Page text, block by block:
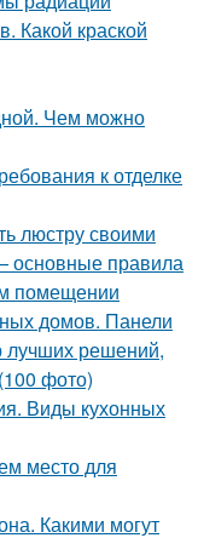
Какой краской
Чем можно
к отделке
люстру своими
основные правила
помещении
домов. Панели
лучших решений,
фото)
Виды кухонных
место для
Какими могут